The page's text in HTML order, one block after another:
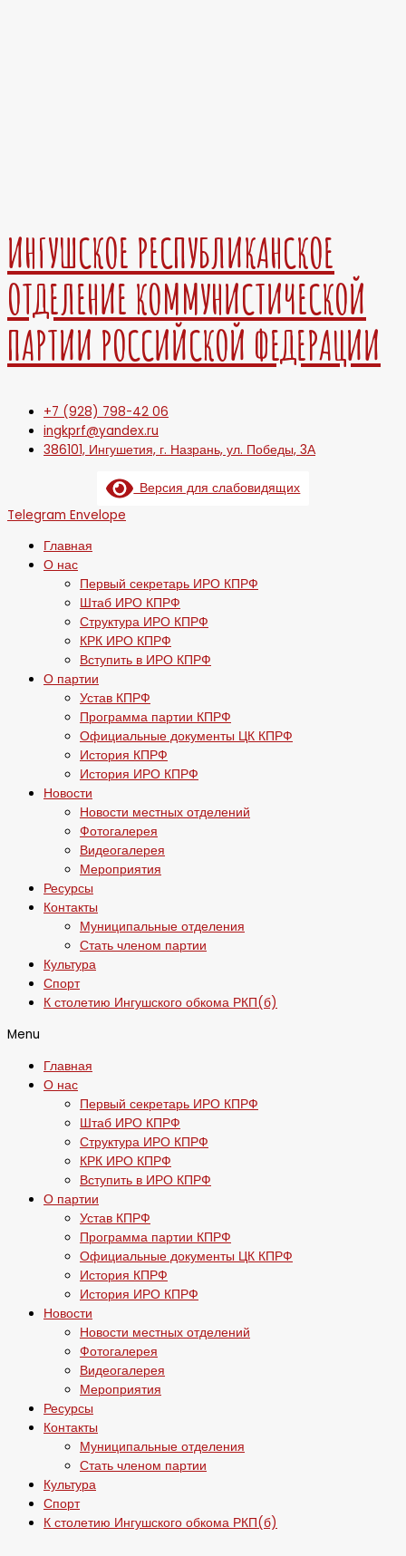
ИНГУШСКОЕ РЕСПУБЛИКАНСКОЕ
ОТДЕЛЕНИЕ КОММУНИСТИЧЕСКОЙ
ПАРТИИ РОССИЙСКОЙ ФЕДЕРАЦИИ
+7 (928) 798-42 06
ingkprf@yandex.ru
386101, Ингушетия, г. Назрань, ул. Победы, 3А
Версия для слабовидящих
Telegram Envelope
Главная
О нас
Первый секретарь ИРО КПРФ
Штаб ИРО КПРФ
Структура ИРО КПРФ
КРК ИРО КПРФ
Вступить в ИРО КПРФ
О партии
Устав КПРФ
Программа партии КПРФ
Официальные документы ЦК КПРФ
История КПРФ
История ИРО КПРФ
Новости
Новости местных отделений
Фотогалерея
Видеогалерея
Мероприятия
Ресурсы
Контакты
Муниципальные отделения
Стать членом партии
Культура
Спорт
К столетию Ингушского обкома РКП(б)
Menu
Главная
О нас
Первый секретарь ИРО КПРФ
Штаб ИРО КПРФ
Структура ИРО КПРФ
КРК ИРО КПРФ
Вступить в ИРО КПРФ
О партии
Устав КПРФ
Программа партии КПРФ
Официальные документы ЦК КПРФ
История КПРФ
История ИРО КПРФ
Новости
Новости местных отделений
Фотогалерея
Видеогалерея
Мероприятия
Ресурсы
Контакты
Муниципальные отделения
Стать членом партии
Культура
Спорт
К столетию Ингушского обкома РКП(б)